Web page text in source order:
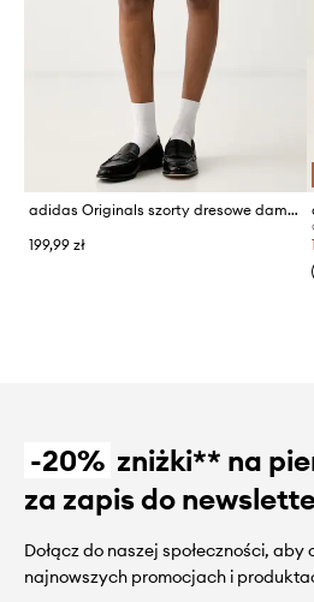
adidas Originals szorty dresowe damskie
199,99 zł
-20% zniżki** na
za zapis do
Dołącz do naszej społeczności,
najnowszych promocjach i